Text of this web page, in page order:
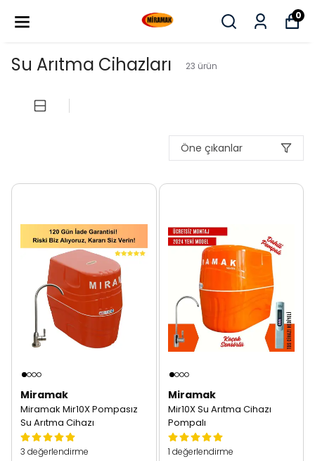
0
Su Arıtma Cihazları 23 ürün
Öne çıkanlar
Miramak
Miramak Mir10X Pompasız
Su Arıtma Cihazı
3 değerlendirme
Miramak
Mir10X Su Arıtma Cihazı
Pompalı
1 değerlendirme